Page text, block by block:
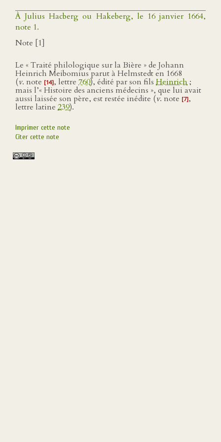
À Julius Hacberg ou Hakeberg, le 16 janvier 1664,
note 1.
Note [1]
Le « Traité philologique sur la Bière » de Johann
Heinrich Meibomius parut à Helmstedt en 1668
(v. note [14], lettre 760), édité par son fils Heinrich;
mais l’« Histoire des anciens médecins », que lui avait
aussi laissée son père, est restée inédite (v. note [7],
lettre latine 239).
Imprimer cette note
Citer cette note